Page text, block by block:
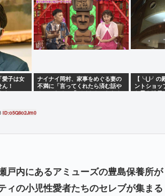
愛子は女
！
ら
ナイナイ岡村、家事をめぐる妻の
不満に「言ってくれたら済む話や
ん」になるみ「バイトやったらク
【╰⋃╯の
ントショッ
た男を確保
ID:o5Q8o2Jm0
戸内にあるアミューズの豊島保養所が
ィの小児性愛者たちのセレブが集まる